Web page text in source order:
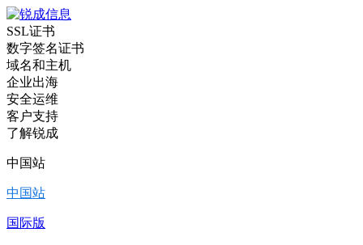
SSL证书
数字签名证书
域名和主机
企业出海
安全运维
客户支持
了解锐成
中国站
中国站
国际版